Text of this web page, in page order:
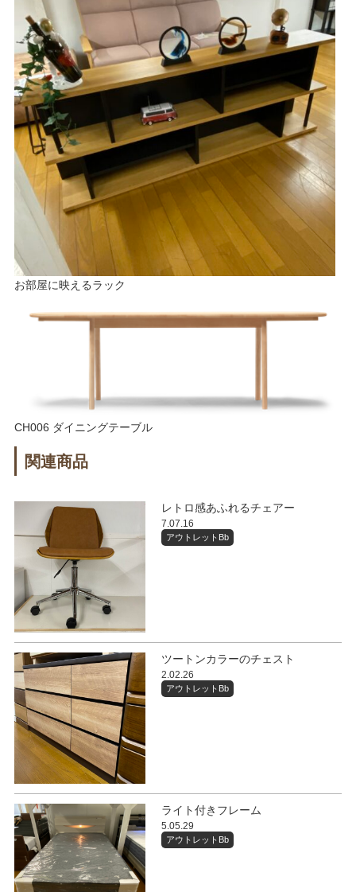
お部屋に映えるラック
CH006 ダイニングテーブル
関連商品
レトロ感あふれるチェアー
7.07.16
アウトレットBb
ツートンカラーのチェスト
2.02.26
アウトレットBb
ライト付きフレーム
5.05.29
アウトレットBb